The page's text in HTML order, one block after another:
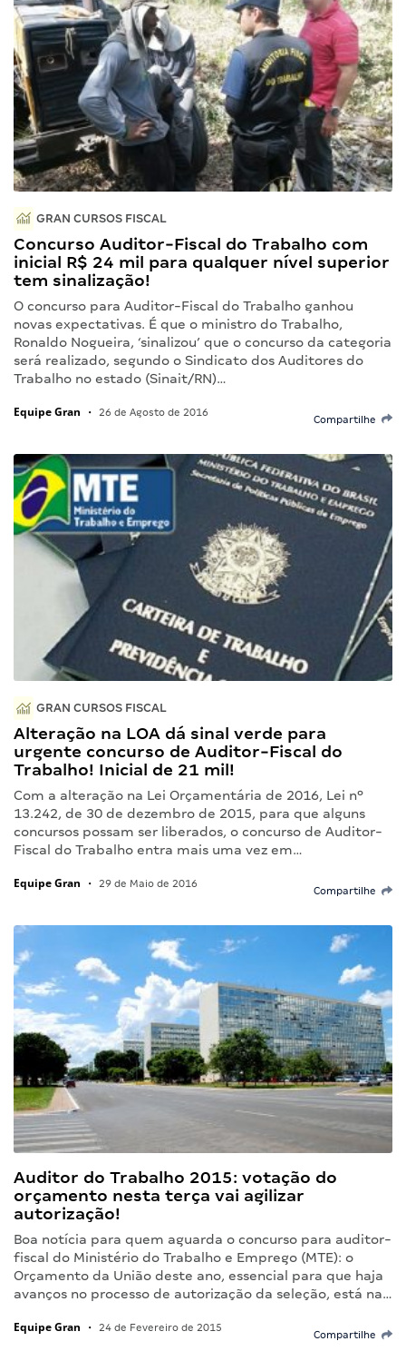
GRAN CURSOS FISCAL
Concurso Auditor-Fiscal do Trabalho com
inicial R$ 24 mil para qualquer nível superior
tem sinalização!
O concurso para Auditor-Fiscal do Trabalho ganhou
novas expectativas. É que o ministro do Trabalho,
Ronaldo Nogueira, ‘sinalizou’ que o concurso da categoria
será realizado, segundo o Sindicato dos Auditores do
Trabalho no estado (Sinait/RN)…
Equipe Gran • 26 de Agosto de 2016
Compartilhe
GRAN CURSOS FISCAL
Alteração na LOA dá sinal verde para
urgente concurso de Auditor-Fiscal do
Trabalho! Inicial de 21 mil!
Com a alteração na Lei Orçamentária de 2016, Lei nº
13.242, de 30 de dezembro de 2015, para que alguns
concursos possam ser liberados, o concurso de Auditor-
Fiscal do Trabalho entra mais uma vez em…
Equipe Gran • 29 de Maio de 2016
Compartilhe
Auditor do Trabalho 2015: votação do
orçamento nesta terça vai agilizar
autorização!
Boa notícia para quem aguarda o concurso para auditor-
fiscal do Ministério do Trabalho e Emprego (MTE): o
Orçamento da União deste ano, essencial para que haja
avanços no processo de autorização da seleção, está na…
Equipe Gran • 24 de Fevereiro de 2015
Compartilhe